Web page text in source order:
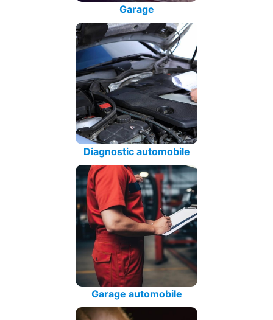
Garage
Diagnostic automobile
Garage automobile